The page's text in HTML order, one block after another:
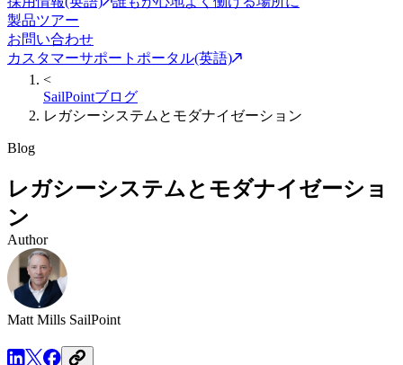
製品ツアー
お問い合わせ
カスタマーサポートポータル(英語)
<
SailPointブログ
レガシーシステムとモダナイゼーション
Blog
レガシーシステムとモダナイゼーショ
ン
Author
Matt Mills SailPoint